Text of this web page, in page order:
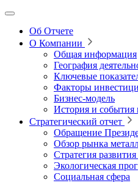
Об Отчете
О Компании
Общая информация
География
Ключевые
Факторы
Бизнес-модель
История и события
Стратегический отчет
Обращение
Обзор рынка
Стратегия развития
Экологическая
Социальная сфера